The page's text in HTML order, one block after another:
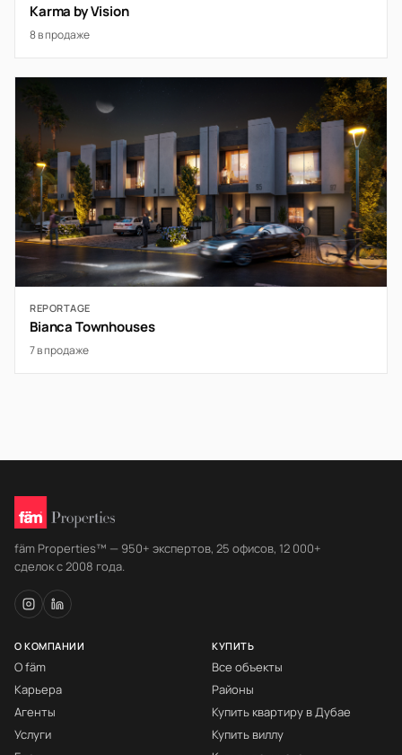
Karma by Vision
8 в продаже
REPORTAGE
Bianca Townhouses
7 в продаже
fäm Properties™ — 950+ экспертов, 25 офисов, 12 000+
сделок с 2008 года.
О КОМПАНИИ
О fäm
Карьера
Агенты
Услуги
КУПИТЬ
Все объекты
Районы
Купить квартиру в Дубае
Купить виллу